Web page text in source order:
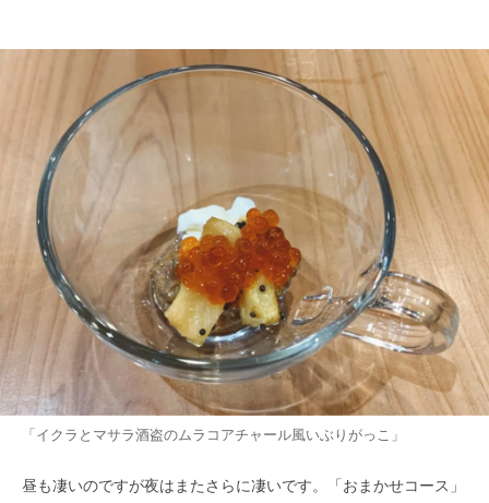
「イクラとマサラ酒盗のムラコアチャール風いぶりがっこ」
昼も凄いのですが夜はまたさらに凄いです。「おまかせコース」